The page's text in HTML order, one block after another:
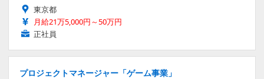
東京都
月給21万5,000円～50万円
正社員
プロジェクトマネージャー「ゲーム事業」